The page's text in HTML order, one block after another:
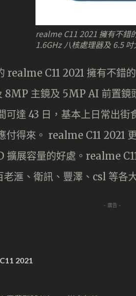
realme C11 2021 擁有不錯
1.6GHz 八核處理器及 6.5 吋
realme C11 2021 擁有不錯
8MP 主鏡及 5MP AI 前置
可達 43 日，基本上日常出
付得來。 realme C11 2021
展容量的好處。realme
滙、衛訊、豐澤、csl 等各
- 廣告 -
2021